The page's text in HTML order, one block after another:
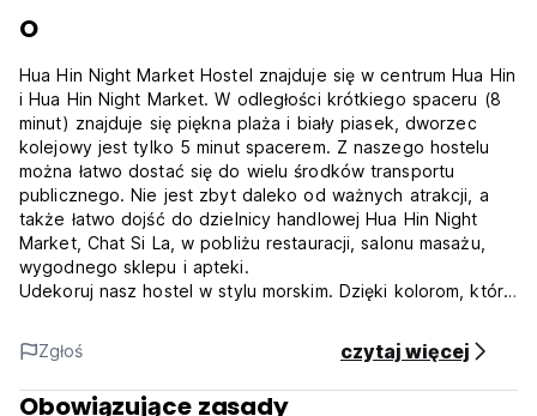
O
Hua Hin Night Market Hostel znajduje się w centrum Hua Hin
i Hua Hin Night Market. W odległości krótkiego spaceru (8
minut) znajduje się piękna plaża i biały piasek, dworzec
kolejowy jest tylko 5 minut spacerem. Z naszego hostelu
można łatwo dostać się do wielu środków transportu
publicznego. Nie jest zbyt daleko od ważnych atrakcji, a
także łatwo dojść do dzielnicy handlowej Hua Hin Night
Market, Chat Si La, w pobliżu restauracji, salonu masażu,
wygodnego sklepu i apteki.
Udekoruj nasz hostel w stylu morskim. Dzięki kolorom, które
i żółty, projekt sprawia, że czujesz się zrelaksowany,
chłodny i ciepły. Który jest urok Hua Hin.
Zapewniamy komfortowe pokoje są:
Dormitorium mieszane (AC) z 4 łóżkami
Zgłoś czytaj więcej
Obowiązujące zasady